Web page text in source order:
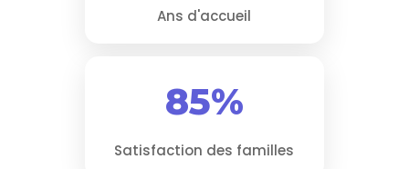
Ans d'accueil
85%
Satisfaction des familles